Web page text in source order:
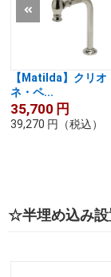
【Matilda】クリオ
ネ・ペ...
35,700 円
39,270 円 （税込）
☆半埋め込み設